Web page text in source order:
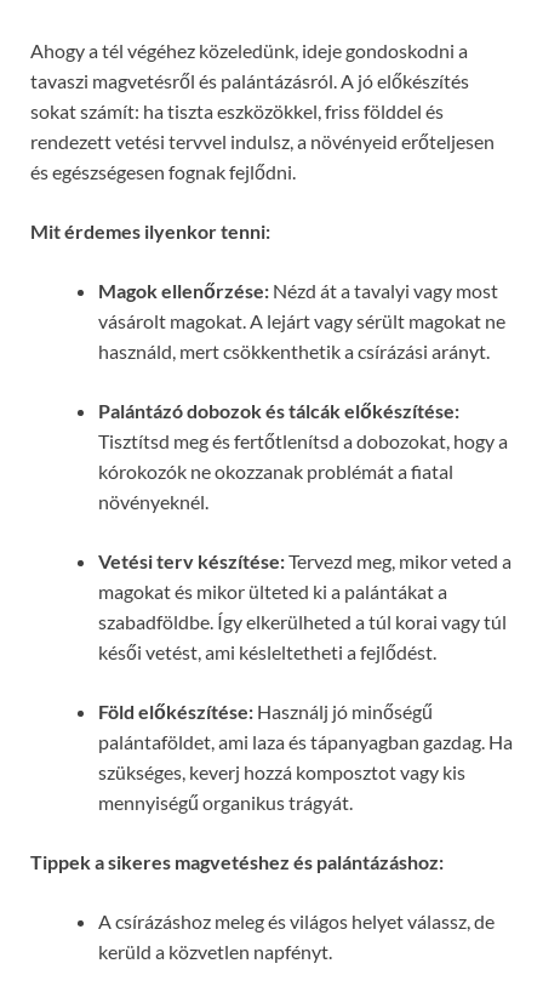
Ahogy a tél végéhez közeledünk, ideje gondoskodni a
tavaszi magvetésről és palántázásról. A jó előkészítés
sokat számít: ha tiszta eszközökkel, friss földdel és
rendezett vetési tervvel indulsz, a növényeid erőteljesen
és egészségesen fognak fejlődni.
Mit érdemes ilyenkor tenni:
Magok ellenőrzése: Nézd át a tavalyi vagy most
vásárolt magokat. A lejárt vagy sérült magokat ne
használd, mert csökkenthetik a csírázási arányt.
Palántázó dobozok és tálcák előkészítése:
Tisztítsd meg és fertőtlenítsd a dobozokat, hogy a
kórokozók ne okozzanak problémát a fiatal
növényeknél.
Vetési terv készítése:Tervezd meg, mikor veted a
magokat és mikor ülteted ki a palántákat a
szabadföldbe. Így elkerülheted a túl korai vagy túl
késői vetést, ami késleltetheti a fejlődést.
Föld előkészítése: Használj jó minőségű
palántaföldet, ami laza és tápanyagban gazdag. Ha
szükséges, keverj hozzá komposztot vagy kis
mennyiségű organikus trágyát.
Tippek a sikeres magvetéshez és palántázáshoz:
A csírázáshoz meleg és világos helyet válassz, de
kerüld a közvetlen napfényt.